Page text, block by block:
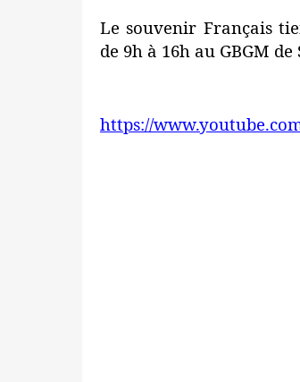
Le souvenir Français
de 9h à 16h au GBGM
https://